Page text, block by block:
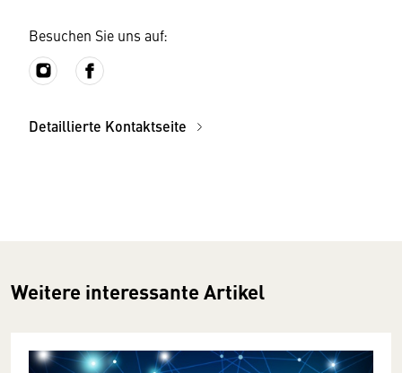
Besuchen Sie uns auf:
Detaillierte Kontaktseite
Weitere interessante Artikel